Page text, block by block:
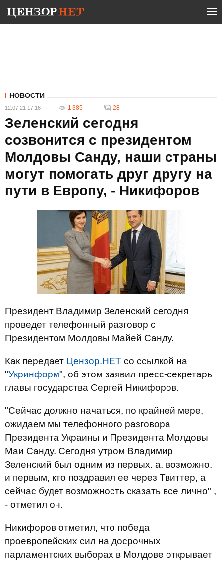
НОВОСТИ
12.07.21 17:16 1 385 28
Зеленский сегодня
созвонится с президентом
Молдовы Санду, наши страны
могут помогать друг другу на
пути в Европу, - Никифоров
Президент Владимир Зеленский сегодня
проведет телефонный разговор с
Президентом Молдовы Майей Санду.
Как передает Цензор.НЕТ со ссылкой на
"Укринформ", об этом заявил пресс-секретарь
главы государства Сергей Никифоров.
"Сейчас должно начаться, по крайней мере,
ожидаем мы телефонного разговора
Президента Украины и Президента Молдовы
Маи Санду. Сегодня утром Владимир
Зеленский был одним из первых, а, возможно,
и первым, кто поздравил ее через Твиттер, а
сейчас будет возможность сказать все лично" ,
- отметил он.
Никифоров отметил, что победа
проевропейских сил на досрочных
парламентских выборах в Молдове открывает